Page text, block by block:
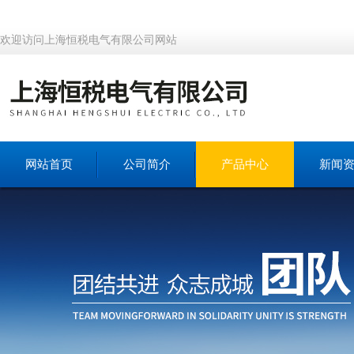
欢迎访问上海恒税电气有限公司网站
网站首页 公司简介 产品中心 新闻